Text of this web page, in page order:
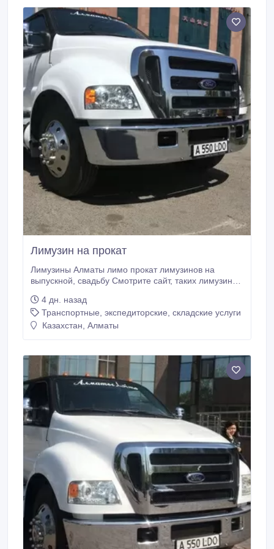
лимузинов вы ещё не видели. almaty-limo.
Лимузин на прокат
Лимузины Алматы лимо прокат лимузинов на
выпускной, свадьбу Смотрите сайт, таких лимузинов
4 дн. назад
Транспортные, экспедиторские, складские услуги
Казахстан, Алматы